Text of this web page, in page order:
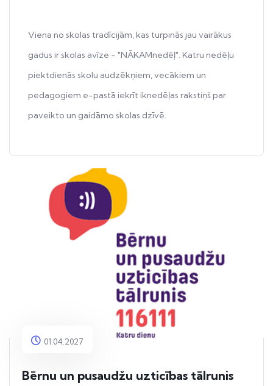
Viena no skolas tradīcijām, kas turpinās jau vairākus
gadus ir skolas avīze - "NĀKAMnedēļ". Katru nedēļu
piektdienās skolu audzēkņiem, vecākiem un
pedagogiem e-pastā iekrīt iknedēļas rakstiņš par
paveikto un gaidāmo skolas dzīvē.
01.04.2027
Bērnu un pusaudžu uzticības tālrunis